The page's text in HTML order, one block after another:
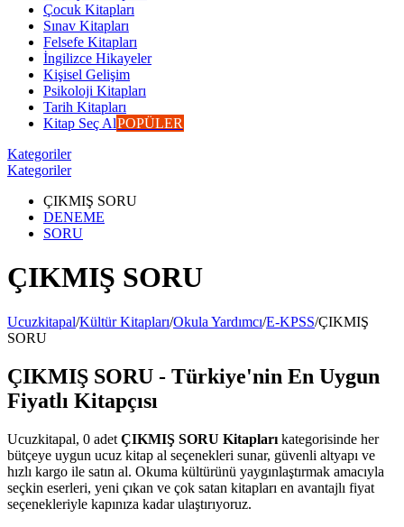
Çocuk Kitapları
Sınav Kitapları
Felsefe Kitapları
İngilizce Hikayeler
Kişisel Gelişim
Psikoloji Kitapları
Tarih Kitapları
Kitap Seç AlPOPÜLER
Kategoriler
Kategoriler
ÇIKMIŞ SORU
DENEME
SORU
ÇIKMIŞ SORU
Ucuzkitapal/Kültür Kitapları/Okula Yardımcı/E-KPSS/ÇIKMIŞ
SORU
ÇIKMIŞ SORU - Türkiye'nin En Uygun
Fiyatlı Kitapçısı
Ucuzkitapal, 0 adet ÇIKMIŞ SORU Kitapları kategorisinde her
bütçeye uygun ucuz kitap al seçenekleri sunar, güvenli altyapı ve
hızlı kargo ile satın al. Okuma kültürünü yaygınlaştırmak amacıyla
seçkin eserleri, yeni çıkan ve çok satan kitapları en avantajlı fiyat
seçenekleriyle kapınıza kadar ulaştırıyoruz.